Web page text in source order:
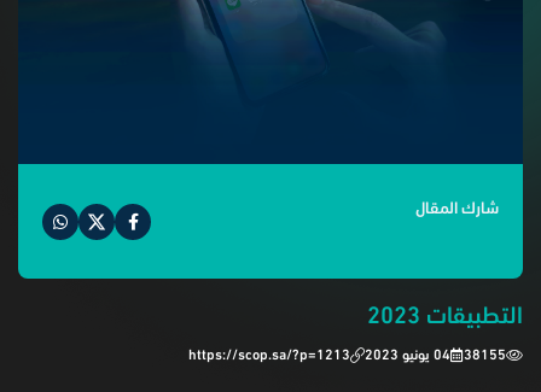
شارك المقال
التطبيقات 2023
38155 04 يونيو 2023 https://scop.sa/?p=1213